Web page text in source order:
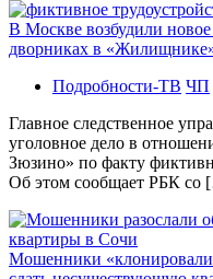
В Москве возбудили
дворниках в
Подробности-ТВ ЧП
Главное следственное
уголовное дело в
Зюзино» по факту
Об этом сообщает РБК
Мошенники